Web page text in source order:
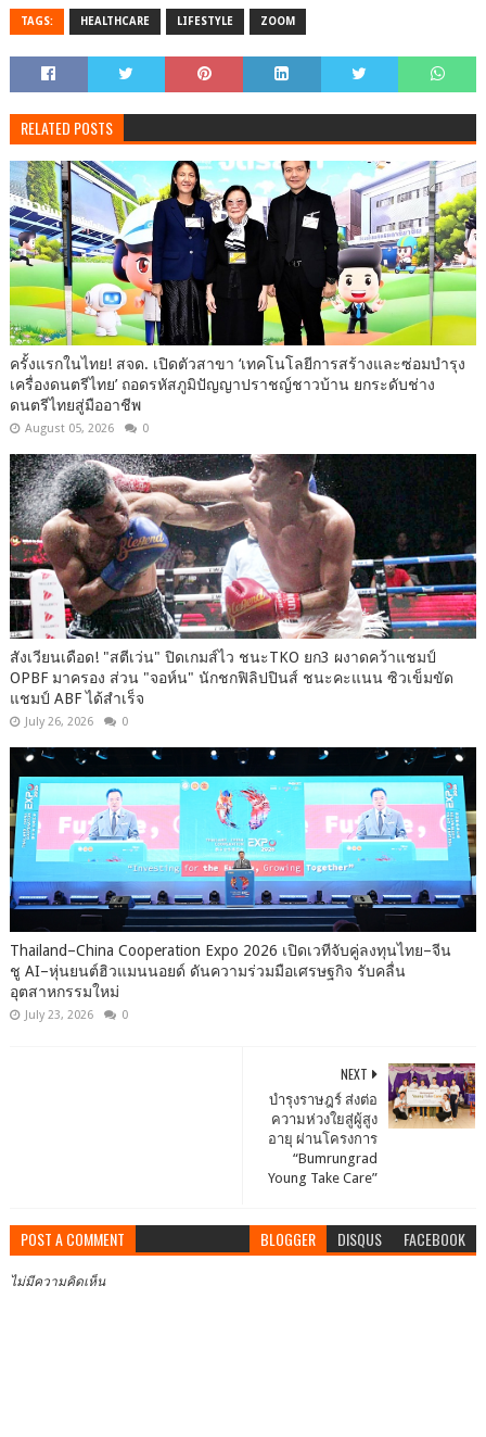
TAGS: HEALTHCARE LIFESTYLE ZOOM
RELATED POSTS
ครั้งแรกในไทย! สจด. เปิดตัวสาขา ‘เทคโนโลยีการสร้างและซ่อมบำรุง
เครื่องดนตรีไทย’ ​ถอดรหัสภูมิปัญญาปราชญ์ชาวบ้าน ยกระดับช่าง
ดนตรีไทยสู่มืออาชีพ
August 05, 2026 0
สังเวียนเดือด! "สตีเว่น" ปิดเกมส์ไว ชนะTKO ยก3 ผงาดคว้าแชมป์
OPBF มาครอง ส่วน "จอห์น" นักชกฟิลิปปินส์ ชนะคะแนน ซิวเข็มขัด
แชมป์ ABF ได้สำเร็จ
July 26, 2026 0
Thailand–China Cooperation Expo 2026 เปิดเวทีจับคู่ลงทุนไทย–จีน
ชู AI–หุ่นยนต์ฮิวแมนนอยด์ ดันความร่วมมือเศรษฐกิจ รับคลื่น
อุตสาหกรรมใหม่
July 23, 2026 0
NEXT
บำรุงราษฎร์ ส่งต่อ
ความห่วงใยสู่ผู้สูง
อายุ ผ่านโครงการ
“Bumrungrad
Young Take Care”
POST A COMMENT BLOGGER DISQUS FACEBOOK
ไม่มีความคิดเห็น